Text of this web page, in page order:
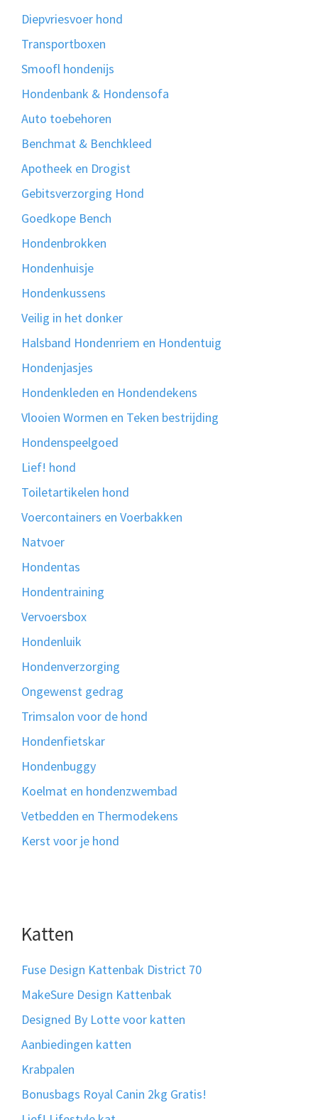
Diepvriesvoer hond
Transportboxen
Smoofl hondenijs
Hondenbank & Hondensofa
Auto toebehoren
Benchmat & Benchkleed
Apotheek en Drogist
Gebitsverzorging Hond
Goedkope Bench
Hondenbrokken
Hondenhuisje
Hondenkussens
Veilig in het donker
Halsband Hondenriem en Hondentuig
Hondenjasjes
Hondenkleden en Hondendekens
Vlooien Wormen en Teken bestrijding
Hondenspeelgoed
Lief! hond
Toiletartikelen hond
Voercontainers en Voerbakken
Natvoer
Hondentas
Hondentraining
Vervoersbox
Hondenluik
Hondenverzorging
Ongewenst gedrag
Trimsalon voor de hond
Hondenfietskar
Hondenbuggy
Koelmat en hondenzwembad
Vetbedden en Thermodekens
Kerst voor je hond
Katten
Fuse Design Kattenbak District 70
MakeSure Design Kattenbak
Designed By Lotte voor katten
Aanbiedingen katten
Krabpalen
Bonusbags Royal Canin 2kg Gratis!